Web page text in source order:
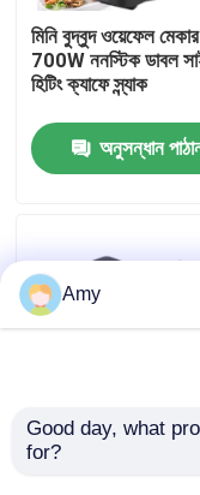
আমাদের সম্পর্কে
কারখানা পরিদর্শন
গুণমান নিয়ন্ত্রণ
আমাদের সাথে যোগাযোগ
খবর
মিনি বুদ্বুদ ওয়েফেল মেকার
700W ননস্টিক ডাবল
হিটিং ক্যাফে স্ন্যাক
অনুসন্ধান
৩ ইন ১ মিনি ব্রেকফাস্ট
Amy
Good day, what
for?